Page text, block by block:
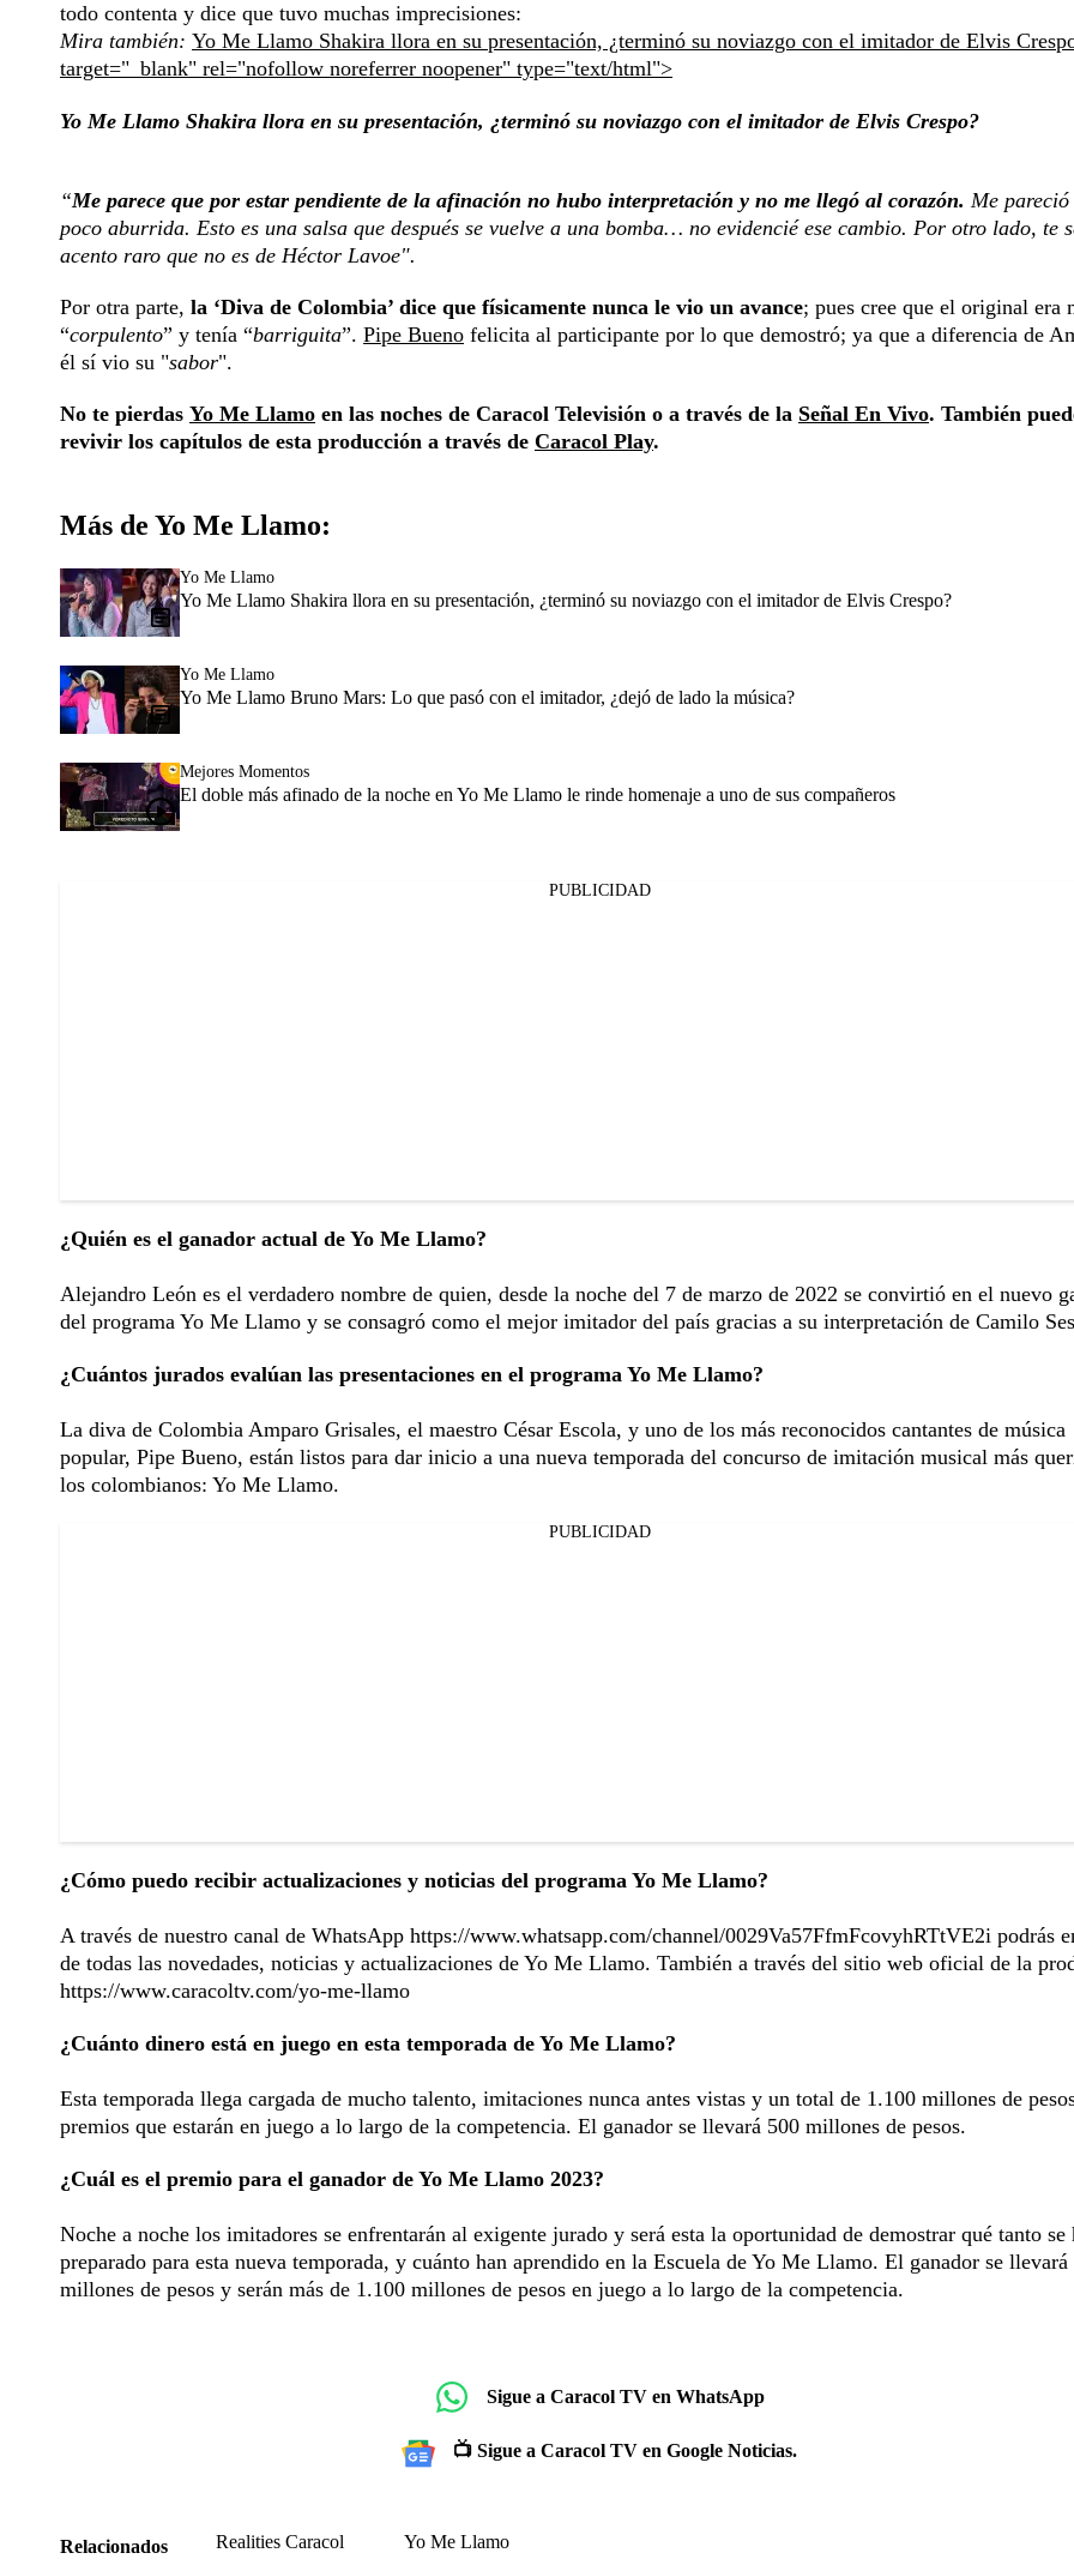
todo contenta y dice que tuvo muchas imprecisiones:
Mira también: Yo Me Llamo Shakira llora en su presentación, ¿terminó su noviazgo con el imitador de Elvis
target="_blank" rel="nofollow noreferrer noopener" type="text/html">
Yo Me Llamo Shakira llora en su presentación, ¿terminó su noviazgo con el imitador de Elvis Crespo?
“Me parece que por estar pendiente de la afinación no hubo interpretación y no me llegó al corazón. Me pareció
poco aburrida. Esto es una salsa que después se vuelve a una bomba… no evidencié ese cambio. Por otro lado, te
acento raro que no es de Héctor Lavoe".
Por otra parte, la ‘Diva de Colombia’ dice que físicamente nunca le vio un avance; pues cree que el original era
“corpulento” y tenía “barriguita”. Pipe Bueno felicita al participante por lo que demostró; ya que a diferencia de
él sí vio su "sabor".
No te pierdas Yo Me Llamo en las noches de Caracol Televisión o a través de la Señal En Vivo. También
revivir los capítulos de esta producción a través de Caracol Play.
Más de Yo Me Llamo:
Yo Me Llamo
Yo Me Llamo Shakira llora en su presentación, ¿terminó su noviazgo con el imitador de Elvis Crespo?
Yo Me Llamo
Yo Me Llamo Bruno Mars: Lo que pasó con el imitador, ¿dejó de lado la música?
Mejores Momentos
El doble más afinado de la noche en Yo Me Llamo le rinde homenaje a uno de sus compañeros
PUBLICIDAD
¿Quién es el ganador actual de Yo Me Llamo?
Alejandro León es el verdadero nombre de quien, desde la noche del 7 de marzo de 2022 se convirtió en el nuevo
del programa Yo Me Llamo y se consagró como el mejor imitador del país gracias a su interpretación de Camilo
¿Cuántos jurados evalúan las presentaciones en el programa Yo Me Llamo?
La diva de Colombia Amparo Grisales, el maestro César Escola, y uno de los más reconocidos cantantes de música
popular, Pipe Bueno, están listos para dar inicio a una nueva temporada del concurso de imitación musical más
los colombianos: Yo Me Llamo.
PUBLICIDAD
¿Cómo puedo recibir actualizaciones y noticias del programa Yo Me Llamo?
A través de nuestro canal de WhatsApp https://www.whatsapp.com/channel/0029Va57FfmFcovyhRTtVE2i podrás
de todas las novedades, noticias y actualizaciones de Yo Me Llamo. También a través del sitio web oficial de la
https://www.caracoltv.com/yo-me-llamo
¿Cuánto dinero está en juego en esta temporada de Yo Me Llamo?
Esta temporada llega cargada de mucho talento, imitaciones nunca antes vistas y un total de 1.100 millones de
premios que estarán en juego a lo largo de la competencia. El ganador se llevará 500 millones de pesos.
¿Cuál es el premio para el ganador de Yo Me Llamo 2023?
Noche a noche los imitadores se enfrentarán al exigente jurado y será esta la oportunidad de demostrar qué tanto se
preparado para esta nueva temporada, y cuánto han aprendido en la Escuela de Yo Me Llamo. El ganador se llevará
millones de pesos y serán más de 1.100 millones de pesos en juego a lo largo de la competencia.
Sigue a Caracol TV en WhatsApp
📺 Sigue a Caracol TV en Google Noticias.
Relacionados Realities Caracol Yo Me Llamo